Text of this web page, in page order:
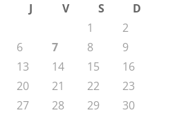
J V S
D
1
2
6 7 8
9
13 14 15
16
20 21 22
23
27 28 29
30